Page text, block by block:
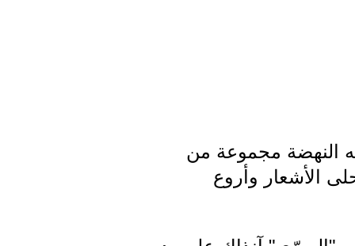
النهضة مجموعة من
الأشعار وأروع